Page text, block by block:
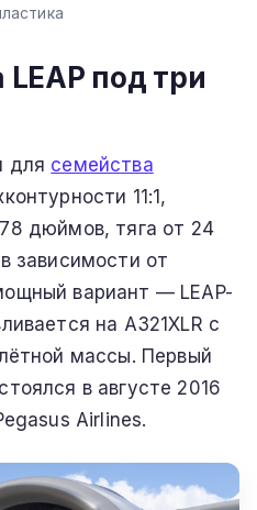
под три
для семейства
11:1,
дюймов, тяга от 24
зависимости от
вариант — LEAP-
на A321XLR с
массы. Первый
в августе 2016
Airlines.